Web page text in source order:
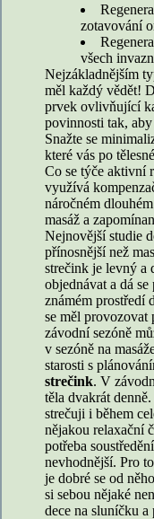
zotavování
všech
Nejzákladnějším
měl každý vědět!
prvek ovlivňující
povinnosti tak,
Snažte se
které vás po
Co se týče aktivní
využívá
náročném
masáž a
Nejnovější studie
přínosnější než
strečink je levný a
objednávat a dá
známém prostředí
se měl provozovat
závodní sezóně
v sezóně na
starosti s
strečink. V
těla dvakrát
strečuji i během
nějakou relaxační
potřeba
nevhodnější. Pro
je dobré se od
si sebou nějaké
dece na sluníčku